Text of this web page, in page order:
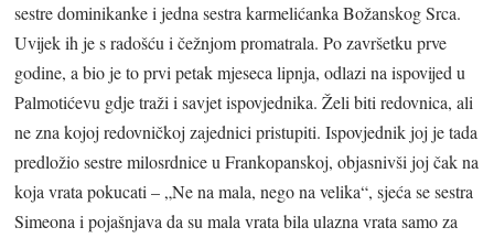
sestre dominikanke i jedna sestra karmelićanka Božanskog Srca.
Uvijek ih je s radošću i čežnjom promatrala. Po završetku prve
godine, a bio je to prvi petak mjeseca lipnja, odlazi na ispovijed u
Palmotićevu gdje traži i savjet ispovjednika. Želi biti redovnica, ali
ne zna kojoj redovničkoj zajednici pristupiti. Ispovjednik joj je tada
predložio sestre milosrdnice u Frankopanskoj, objasnivši joj čak na
koja vrata pokucati – „Ne na mala, nego na velika“, sjeća se sestra
Simeona i pojašnjava da su mala vrata bila ulazna vrata samo za